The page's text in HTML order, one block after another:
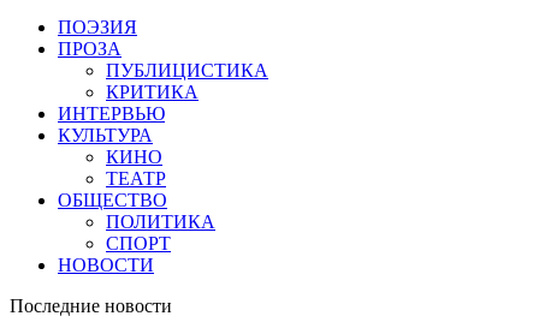
ПОЭЗИЯ
ПРОЗА
ПУБЛИЦИСТИКА
КРИТИКА
ИНТЕРВЬЮ
КУЛЬТУРА
КИНО
ТЕАТР
ОБЩЕСТВО
ПОЛИТИКА
СПОРТ
НОВОСТИ
Последние новости